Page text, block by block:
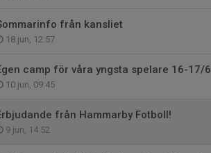
från kansliet
18 jun, 12:57
camp för våra yngsta spelare 16-17/6
10 jun, 09:45
från Hammarby Fotboll!
9 jun, 14:52